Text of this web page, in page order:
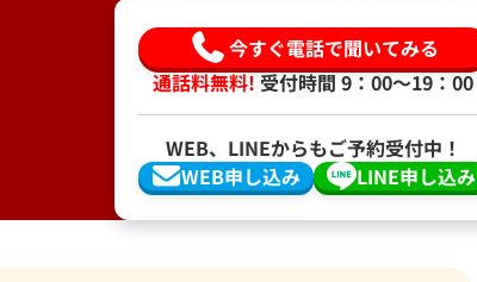
今すぐ電話で聞いてみる
通話料無料!受付時間 9：00〜19：00
WEB、LINEからもご予約受付中！
WEB申し込み
LINE申し込み